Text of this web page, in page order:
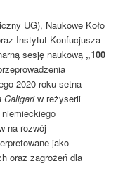
UG), Naukowe Koło
Instytut Konfucjusza
sesję naukową „100
2020 roku setna
Caligariw reżyserii
na rozwój
jako
oraz zagrożeń dla